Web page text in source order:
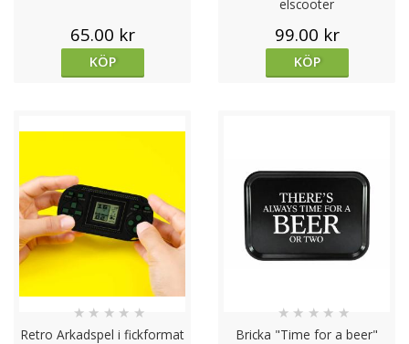
65.00 kr
KÖP
elscooter
99.00 kr
KÖP
Retro Arkadspel i fickformat
★ ★ ★ ★ ★
Bricka "Time for a beer"
★ ★ ★ ★ ★